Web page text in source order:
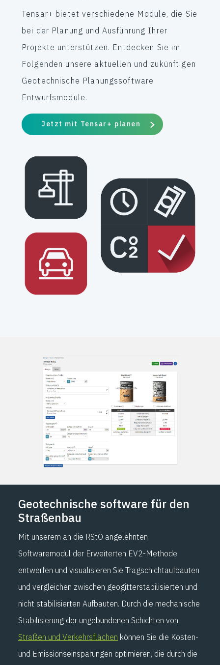
Tensar+ bietet verschiedene Module, die Sie
bei der Planung und Ausführung Ihrer
Projekte unterstützen. Entdecken Sie im
Folgenden unsere aktuellen und zukünftigen
Geotechnische Planungssoftware
Entwurfsmodule.
Jetzt mit Tensar+ planen
Geotechnische software für den
Straßenbau
Mit unserem an die RStO angelehnten
Softwaremodul der Erweiterten EV2-Methode
entwerfen und visualisieren Sie Tragschichtaufbauten
und vergleichen zwischen geogitterstabilisierten und
nicht stabilisierten Aufbauten. Durch die mechanische
Stabilisierung der ungebundenen Schichten von
Straßen und Verkehrsflächen können Sie die Kosten-
und Emissionseinsparungen optimieren, die durch die